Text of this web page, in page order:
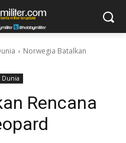
Norwegia Batalkan
Dunia
Rencana